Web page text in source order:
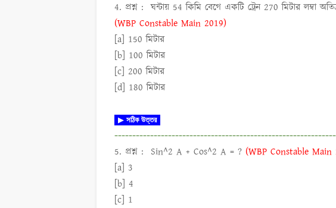
4. প্রশ্ন : ঘন্টায় 54 কিমি বেগে একটি ট্রেন 270 মিটার লম্বা
(WBP Constable Main 2019)
[a] 150 মিটার
[b] 100 মিটার
[c] 200 মিটার
[d] 180 মিটার
▶ সঠিক উত্তর
5. প্রশ্ন : Sin^2 A + Cos^2 A = ? (WBP Constable Main
[a] 3
[b] 4
[c] 1